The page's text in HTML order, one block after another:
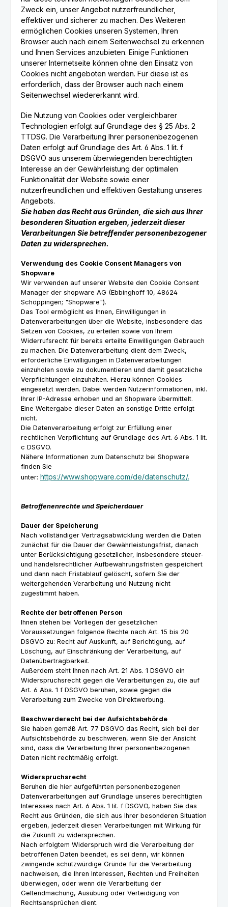
Zweck ein, unser Angebot nutzerfreundlicher,
effektiver und sicherer zu machen. Des Weiteren
ermöglichen Cookies unseren Systemen, Ihren
Browser auch nach einem Seitenwechsel zu erkennen
und Ihnen Services anzubieten. Einige Funktionen
unserer Internetseite können ohne den Einsatz von
Cookies nicht angeboten werden. Für diese ist es
erforderlich, dass der Browser auch nach einem
Seitenwechsel wiedererkannt wird.
Die Nutzung von Cookies oder vergleichbarer
Technologien erfolgt auf Grundlage des § 25 Abs. 2
TTDSG. Die Verarbeitung Ihrer personenbezogenen
Daten erfolgt auf Grundlage des Art. 6 Abs. 1 lit. f
DSGVO aus unserem überwiegenden berechtigten
Interesse an der Gewährleistung der optimalen
Funktionalität der Website sowie einer
nutzerfreundlichen und effektiven Gestaltung unseres
Angebots.
Sie haben das Recht aus Gründen, die sich aus Ihrer
besonderen Situation ergeben, jederzeit dieser
Verarbeitungen Sie betreffender personenbezogener
Daten zu widersprechen.
Verwendung des Cookie Consent Managers von
Shopware
Wir verwenden auf unserer Website den Cookie Consent
Manager der shopware AG (Ebbinghoff 10, 48624
Schöppingen; "Shopware").
Das Tool ermöglicht es Ihnen, Einwilligungen in
Datenverarbeitungen über die Website, insbesondere das
Setzen von Cookies, zu erteilen sowie von Ihrem
Widerrufsrecht für bereits erteilte Einwilligungen Gebrauch
zu machen. Die Datenverarbeitung dient dem Zweck,
erforderliche Einwilligungen in Datenverarbeitungen
einzuholen sowie zu dokumentieren und damit gesetzliche
Verpflichtungen einzuhalten. Hierzu können Cookies
eingesetzt werden. Dabei werden Nutzerinformationen, inkl.
Ihrer IP-Adresse erhoben und an Shopware übermittelt.
Eine Weitergabe dieser Daten an sonstige Dritte erfolgt
nicht.
Die Datenverarbeitung erfolgt zur Erfüllung einer
rechtlichen Verpflichtung auf Grundlage des Art. 6 Abs. 1 lit.
c DSGVO.
Nähere Informationen zum Datenschutz bei Shopware
finden Sie
unter: https://www.shopware.com/de/datenschutz/.
Betroffenenrechte und Speicherdauer
Dauer der Speicherung
Nach vollständiger Vertragsabwicklung werden die Daten
zunächst für die Dauer der Gewährleistungsfrist, danach
unter Berücksichtigung gesetzlicher, insbesondere steuer-
und handelsrechtlicher Aufbewahrungsfristen gespeichert
und dann nach Fristablauf gelöscht, sofern Sie der
weitergehenden Verarbeitung und Nutzung nicht
zugestimmt haben.
Rechte der betroffenen Person
Ihnen stehen bei Vorliegen der gesetzlichen
Voraussetzungen folgende Rechte nach Art. 15 bis 20
DSGVO zu: Recht auf Auskunft, auf Berichtigung, auf
Löschung, auf Einschränkung der Verarbeitung, auf
Datenübertragbarkeit.
Außerdem steht Ihnen nach Art. 21 Abs. 1 DSGVO ein
Widerspruchsrecht gegen die Verarbeitungen zu, die auf
Art. 6 Abs. 1 f DSGVO beruhen, sowie gegen die
Verarbeitung zum Zwecke von Direktwerbung.
Beschwerderecht bei der Aufsichtsbehörde
Sie haben gemäß Art. 77 DSGVO das Recht, sich bei der
Aufsichtsbehörde zu beschweren, wenn Sie der Ansicht
sind, dass die Verarbeitung Ihrer personenbezogenen
Daten nicht rechtmäßig erfolgt.
Widerspruchsrecht
Beruhen die hier aufgeführten personenbezogenen
Datenverarbeitungen auf Grundlage unseres berechtigten
Interesses nach Art. 6 Abs. 1 lit. f DSGVO, haben Sie das
Recht aus Gründen, die sich aus Ihrer besonderen Situation
ergeben, jederzeit diesen Verarbeitungen mit Wirkung für
die Zukunft zu widersprechen.
Nach erfolgtem Widerspruch wird die Verarbeitung der
betroffenen Daten beendet, es sei denn, wir können
zwingende schutzwürdige Gründe für die Verarbeitung
nachweisen, die Ihren Interessen, Rechten und Freiheiten
überwiegen, oder wenn die Verarbeitung der
Geltendmachung, Ausübung oder Verteidigung von
Rechtsansprüchen dient.